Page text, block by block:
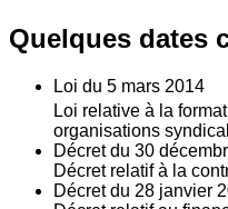
Quelques dates
Loi du 5 mars 2014
Loi relative à la
organisations
Décret du 30
Décret relatif à la
Décret du 28 janvier